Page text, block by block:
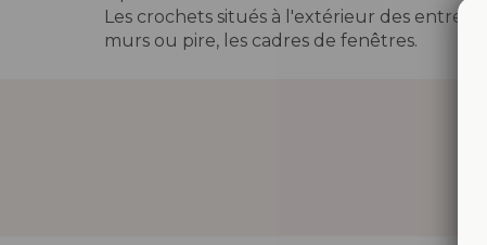
Les crochets situés à l'extérieur des
murs ou pire, les cadres de fenêtres.